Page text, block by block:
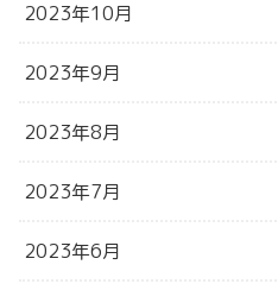
2023年10月
2023年9月
2023年8月
2023年7月
2023年6月